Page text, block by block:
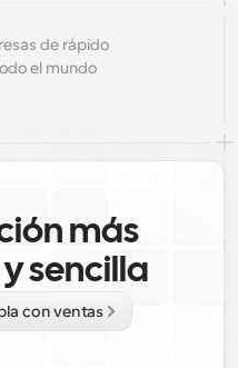
de rápido
el mundo
más
sencilla
con ventas